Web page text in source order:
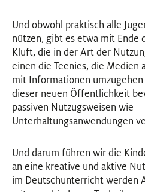
Und obwohl praktisch alle
nützen, gibt es etwa mit Ende
Kluft, die in der Art der
einen die Teenies, die
mit Informationen
dieser neuen Öffentlichkeit
passiven Nutzugsweisen wie
Unterhaltungsanwendungen
Und darum führen wir die
an eine kreative und aktive
im Deutschunterricht werden